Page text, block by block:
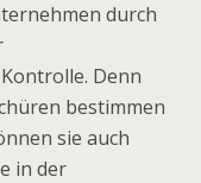
durch
Denn
bestimmen
sie auch
in der